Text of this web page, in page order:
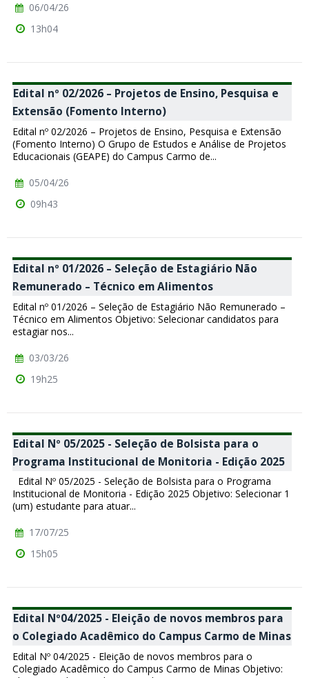
06/04/26
13h04
Edital nº 02/2026 – Projetos de Ensino, Pesquisa e
Extensão (Fomento Interno)
Edital nº 02/2026 – Projetos de Ensino, Pesquisa e Extensão
(Fomento Interno) O Grupo de Estudos e Análise de Projetos
Educacionais (GEAPE) do Campus Carmo de...
05/04/26
09h43
Edital nº 01/2026 – Seleção de Estagiário Não
Remunerado – Técnico em Alimentos
Edital nº 01/2026 – Seleção de Estagiário Não Remunerado –
Técnico em Alimentos Objetivo: Selecionar candidatos para
estagiar nos...
03/03/26
19h25
Edital Nº 05/2025 - Seleção de Bolsista para o
Programa Institucional de Monitoria - Edição 2025
Edital Nº 05/2025 - Seleção de Bolsista para o Programa
Institucional de Monitoria - Edição 2025 Objetivo: Selecionar 1
(um) estudante para atuar...
17/07/25
15h05
Edital Nº04/2025 - Eleição de novos membros para
o Colegiado Acadêmico do Campus Carmo de Minas
Edital Nº 04/2025 - Eleição de novos membros para o
Colegiado Acadêmico do Campus Carmo de Minas Objetivo: